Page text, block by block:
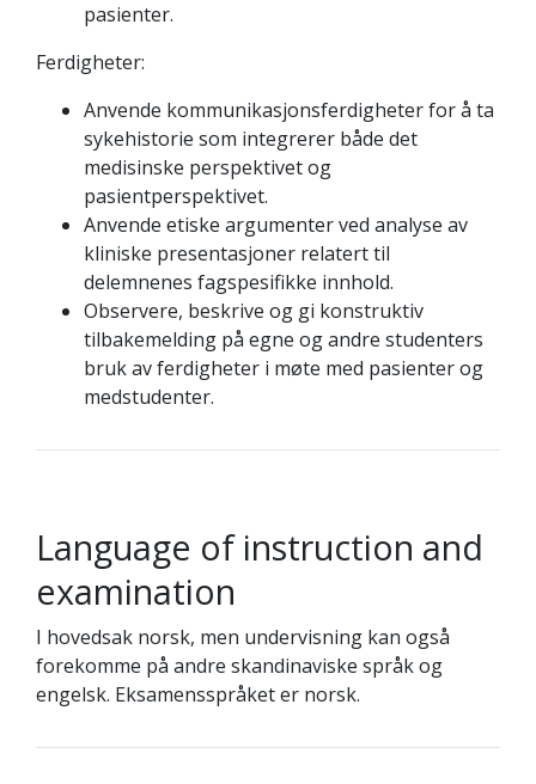
pasienter.
Ferdigheter:
Anvende kommunikasjonsferdigheter for å ta
sykehistorie som integrerer både det
medisinske perspektivet og
pasientperspektivet.
Anvende etiske argumenter ved analyse av
kliniske presentasjoner relatert til
delemnenes fagspesifikke innhold.
Observere, beskrive og gi konstruktiv
tilbakemelding på egne og andre studenters
bruk av ferdigheter i møte med pasienter og
medstudenter.
Language of instruction and
examination
I hovedsak norsk, men undervisning kan også
forekomme på andre skandinaviske språk og
engelsk. Eksamensspråket er norsk.